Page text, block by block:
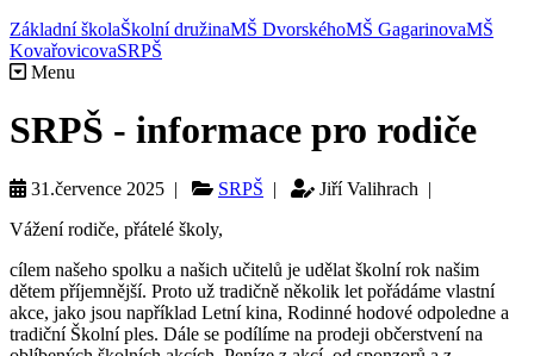
Základní školaŠkolní družinaMŠ DvorskéhoMŠ GagarinovaMŠ
KovařovicovaSRPŠ
Menu
SRPŠ - informace pro rodiče
31.července 2025 | SRPŠ |
Jiří Valihrach |
Vážení rodiče, přátelé školy,
cílem našeho spolku a našich učitelů je udělat školní rok našim
dětem příjemnější. Proto už tradičně několik let pořádáme vlastní
akce, jako jsou například Letní kina, Rodinné hodové odpoledne a
tradiční Školní ples. Dále se podílíme na prodeji občerstvení na